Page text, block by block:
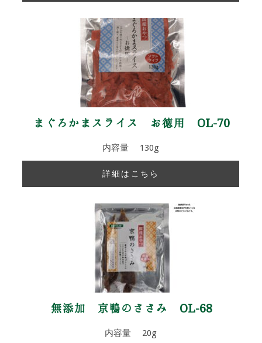
まぐろかまスライス お徳用 OL-70
内容量 130g
詳細はこちら
無添加 京鴨のささみ OL-68
内容量 20g